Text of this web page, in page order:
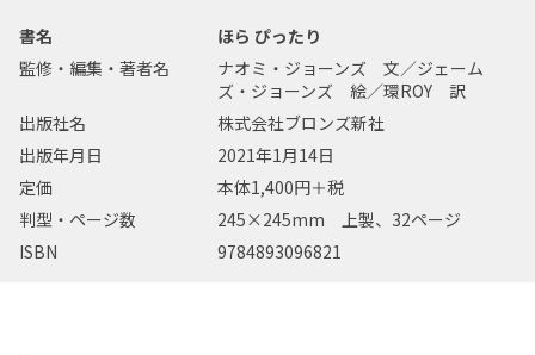
書名
ほら ぴったり
監修・編集・著者名
ナオミ・ジョーンズ 文／ジェーム
ズ・ジョーンズ 絵／環ROY 訳
出版社名
株式会社ブロンズ新社
出版年月日
2021年1月14日
定価
本体1,400円＋税
判型・ページ数
245×245mm 上製、32ページ
ISBN
9784893096821